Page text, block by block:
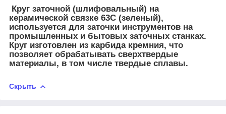
Круг заточной (шлифовальный) на
керамической связке 63С (зеленый),
используется для заточки инструментов на
промышленных и бытовых заточных станках.
Круг изготовлен из карбида кремния, что
позволяет обрабатывать сверхтвердые
материалы, в том числе твердые сплавы.
Скрыть